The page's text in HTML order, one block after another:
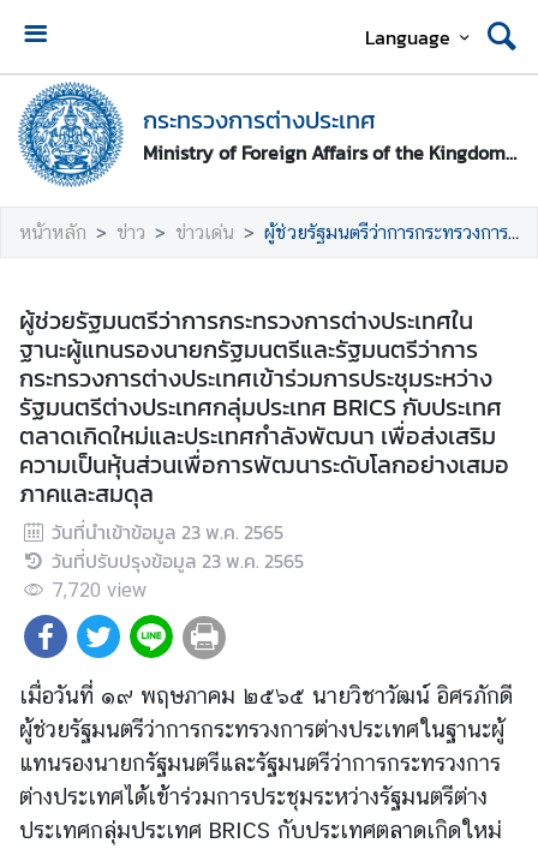
Language
กระทรวงการต่างประเทศ
Ministry of Foreign Affairs of the Kingdom of Thailand
ห
น้
า
ห
ลั
ก
ะ
ท
ร
ว
ง
ก
า
ร
ต่
า
ง
ป
ร
ะ
เ
ท
ศ
หน้าหลัก ข่าว ข่าวเด่น ผู้ช่วยรัฐมนตรีว่าการกระทรวงการต่างประเทศในฐานะผู้แทนรองนายกรัฐมนตรีและรัฐมนตรีว่าการกระทรวงการต่างประเทศเข้าร่วมการประชุมระหว่างรัฐมนตรีต่างประเทศกลุ่มประเทศ BRICS กับประเทศตลาดเกิดใหม่และประเทศกำลังพัฒนา เพื่อส่งเสริมความเป็นหุ้นส่วนเพื่อการพัฒนาระดับโลกอย่างเสมอภาคและสมดุล
ผู้ช่วยรัฐมนตรีว่าการกระทรวงการต่างประเทศใน
ฐานะผู้แทนรองนายกรัฐมนตรีและรัฐมนตรีว่าการ
กระทรวงการต่างประเทศเข้าร่วมการประชุมระหว่าง
รัฐมนตรีต่างประเทศกลุ่มประเทศ BRICS กับประเทศ
ตลาดเกิดใหม่และประเทศกำลังพัฒนา เพื่อส่งเสริม
ความเป็นหุ้นส่วนเพื่อการพัฒนาระดับโลกอย่างเสมอ
ภาคและสมดุล
วันที่นำเข้าข้อมูล 23 พ.ค. 2565
วันที่ปรับปรุงข้อมูล 23 พ.ค. 2565
7,720 view
เมื่อวันที่ ๑๙ พฤษภาคม ๒๕๖๕ นายวิชาวัฒน์ อิศรภักดี
ผู้ช่วยรัฐมนตรีว่าการกระทรวงการต่างประเทศในฐานะผู้
แทนรองนายกรัฐมนตรีและรัฐมนตรีว่าการกระทรวงการ
ต่างประเทศได้เข้าร่วมการประชุมระหว่างรัฐมนตรีต่าง
ประเทศกลุ่มประเทศ BRICS กับประเทศตลาดเกิดใหม่